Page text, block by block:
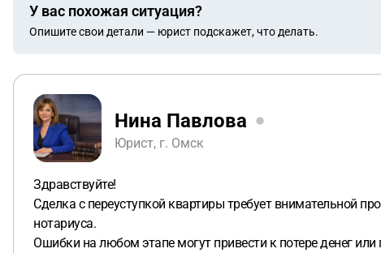
У вас похожая ситуация?
Опишите свои детали — юрист подскажет, что делать.
Нина Павлова
Юрист, г. Омск
Здравствуйте!
Сделка с переуступкой квартиры требует внимательной
нотариуса.
Ошибки на любом этапе могут привести к потере денег